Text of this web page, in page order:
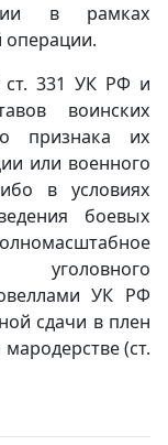
в рамках
ст. 331 УК РФ и
воинских
признака их
или военного
в условиях
боевых
УК РФ
сдачи в плен
(ст.